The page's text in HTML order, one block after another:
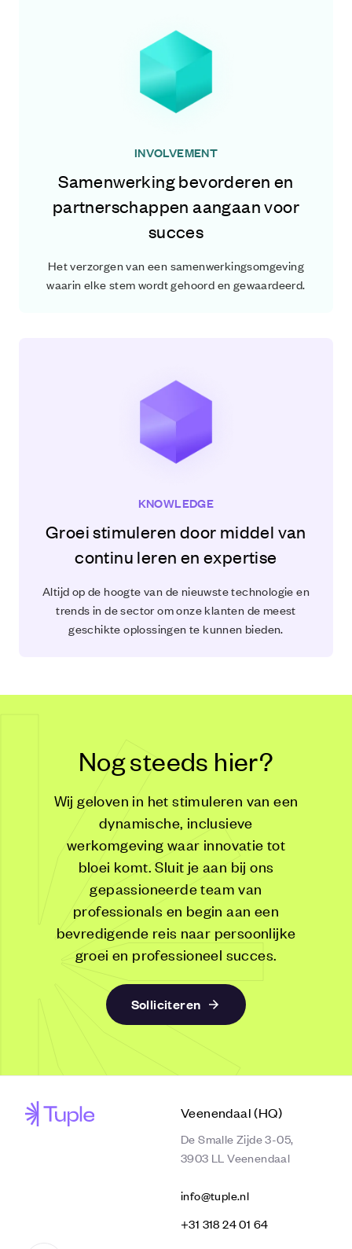
INVOLVEMENT
Samenwerking bevorderen en
partnerschappen aangaan voor
succes
Het verzorgen van een samenwerkingsomgeving
waarin elke stem wordt gehoord en gewaardeerd.
KNOWLEDGE
Groei stimuleren door middel van
continu leren en expertise
Altijd op de hoogte van de nieuwste technologie en
trends in de sector om onze klanten de meest
geschikte oplossingen te kunnen bieden.
Nog steeds hier?
Wij geloven in het stimuleren van een
dynamische, inclusieve
werkomgeving waar innovatie tot
bloei komt. Sluit je aan bij ons
gepassioneerde team van
professionals en begin aan een
bevredigende reis naar persoonlijke
groei en professioneel succes.
Solliciteren
Veenendaal (HQ)
De Smalle Zijde 3-05,
3903 LL Veenendaal
info@tuple.nl
‭+31 318 24 01 64‬